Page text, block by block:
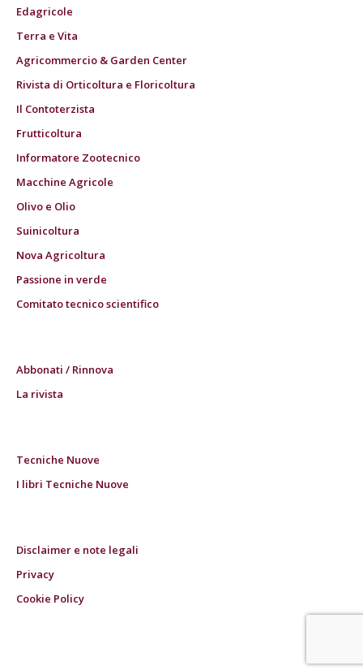
Edagricole
Terra e Vita
Agricommercio & Garden Center
Rivista di Orticoltura e Floricoltura
Il Contoterzista
Frutticoltura
Informatore Zootecnico
Macchine Agricole
Olivo e Olio
Suinicoltura
Nova Agricoltura
Passione in verde
Comitato tecnico scientifico
Abbonati / Rinnova
La rivista
Tecniche Nuove
I libri Tecniche Nuove
Disclaimer e note legali
Privacy
Cookie Policy